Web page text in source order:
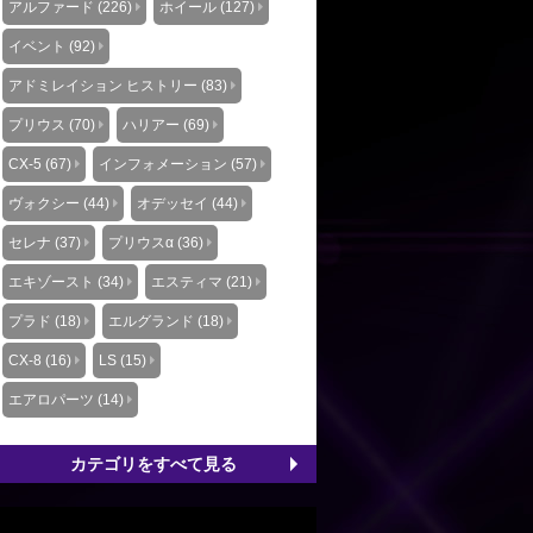
アルファード (226) ホイール (127)
イベント (92)
アドミレイション ヒストリー (83)
プリウス (70) ハリアー (69)
CX-5 (67) インフォメーション (57)
ヴォクシー (44) オデッセイ (44)
セレナ (37) プリウスα (36)
エキゾースト (34) エスティマ (21)
プラド (18) エルグランド (18)
CX-8 (16) LS (15)
エアロパーツ (14)
カテゴリをすべて見る